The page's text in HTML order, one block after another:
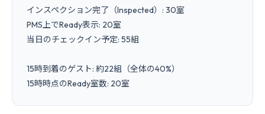
インスペクション完了（Inspected）: 30室
PMS上でReady表示: 20室
当日のチェックイン予定: 55組
15時到着のゲスト: 約22組（全体の40%）
15時時点のReady室数: 20室